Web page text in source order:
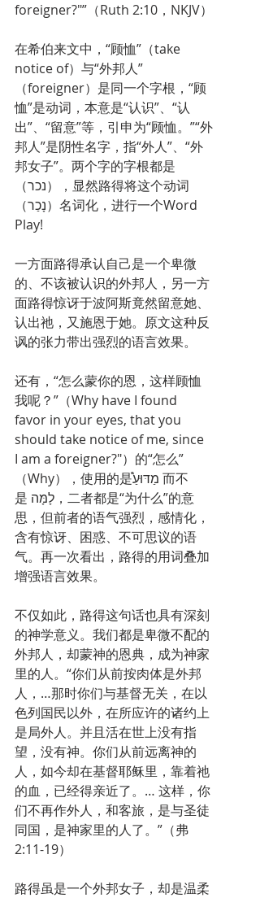
foreigner?"”（Ruth 2:10，NKJV）
在希伯来文中，“顾恤”（take
notice of）与“外邦人”
（foreigner）是同一个字根，“顾
恤”是动词，本意是“认识”、“认
出”、“留意”等，引申为“顾恤。”“外
邦人”是阴性名字，指“外人”、“外
邦女子”。两个字的字根都是
（נכר），显然路得将这个动词
（נָכַר）名词化，进行一个Word
Play!
一方面路得承认自己是一个卑微
的、不该被认识的外邦人，另一方
面路得惊讶于波阿斯竟然留意她、
认出祂，又施恩于她。原文这种反
讽的张力带出强烈的语言效果。
还有，“怎么蒙你的恩，这样顾恤
我呢？”（Why have I found
favor in your eyes, that you
should take notice of me, since
I am a foreigner?"）的“怎么”
（Why），使用的是מַדּוּעַ֩ 而不
是 לָמָּה，二者都是“为什么”的意
思，但前者的语气强烈，感情化，
含有惊讶、困惑、不可思议的语
气。再一次看出，路得的用词叠加
增强语言效果。
不仅如此，路得这句话也具有深刻
的神学意义。我们都是卑微不配的
外邦人，却蒙神的恩典，成为神家
里的人。“你们从前按肉体是外邦
人，…那时你们与基督无关，在以
色列国民以外，在所应许的诸约上
是局外人。并且活在世上没有指
望，没有神。你们从前远离神的
人，如今却在基督耶稣里，靠着祂
的血，已经得亲近了。… 这样，你
们不再作外人，和客旅，是与圣徒
同国，是神家里的人了。”（弗
2:11-19）
路得虽是一个外邦女子，却是温柔